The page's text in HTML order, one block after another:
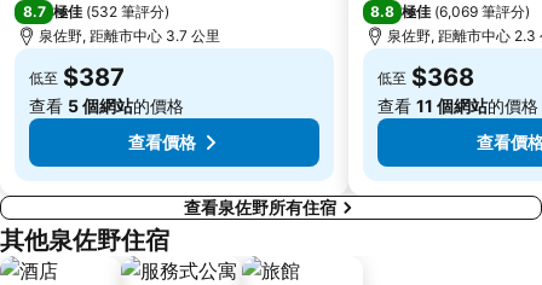
Kids Plaza Osaka
Grand Front Osaka
Osaka Castle Hall
Kobe Port Tower
8.7 極佳 (532 筆評分)
泉佐野, 距離市中心 3.7 公里
低至 $387
查看 5 個網站的價格
查看價格
8.8 極佳 (6,069 筆評分)
泉佐野, 距離市中心 2.3
低至 $368
查看 11 個網站的價格
查看價
查看泉佐野所有住宿
其他泉佐野住宿